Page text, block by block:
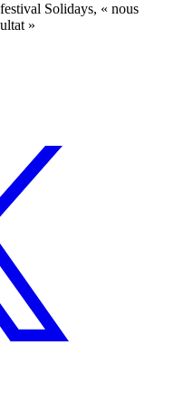
Solidays, « nous
»